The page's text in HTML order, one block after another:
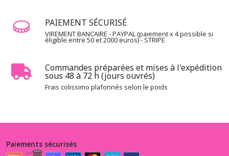
PAIEMENT SÉCURISÉ
VIREMENT BANCAIRE - PAYPAL (paiement x 4 possible si
éligible entre 50 et 2000 euros) - STRIPE
Commandes préparées et mises à l'expédition
sous 48 à 72 h (jours ouvrés)
Frais colissimo plafonnés selon le poids
Paiements sécurisés